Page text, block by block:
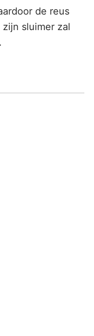
de reus
sluimer zal